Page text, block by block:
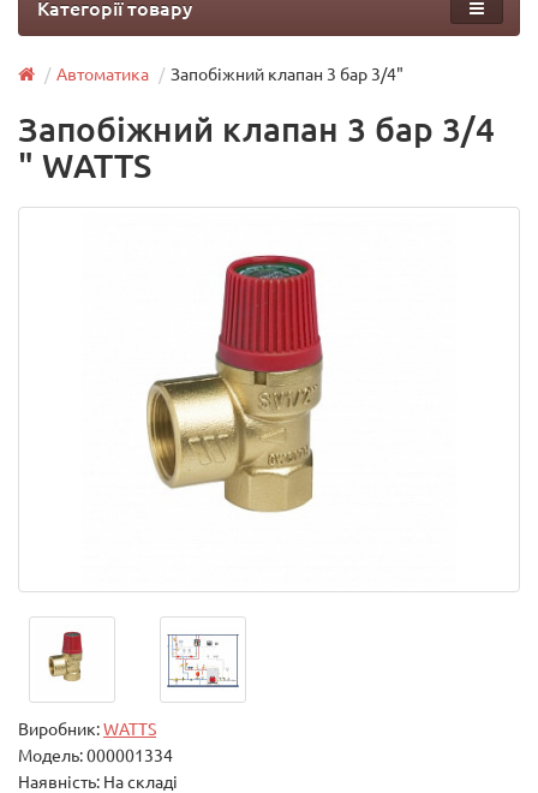
Категорії товару
Автоматика Запобіжний клапан 3 бар 3/4"
Запобіжний клапан 3 бар 3/4
" WATTS
Виробник:WATTS
Модель:000001334
Наявність: На складі